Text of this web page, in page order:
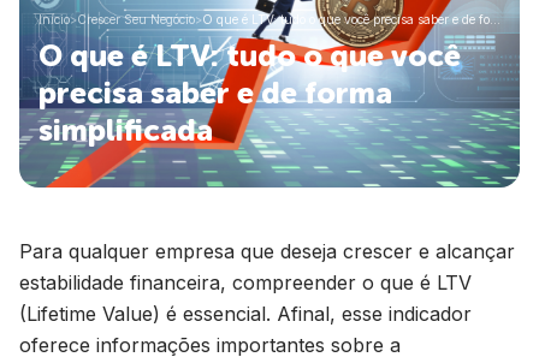
Início>Crescer Seu Negócio>O que é LTV: tudo o que você precisa saber e de fo…
O que é LTV: tudo o que você
precisa saber e de forma
simplificada
Para qualquer empresa que deseja crescer e alcançar
estabilidade financeira, compreender o que é LTV
(Lifetime Value) é essencial. Afinal, esse indicador
oferece informações importantes sobre a